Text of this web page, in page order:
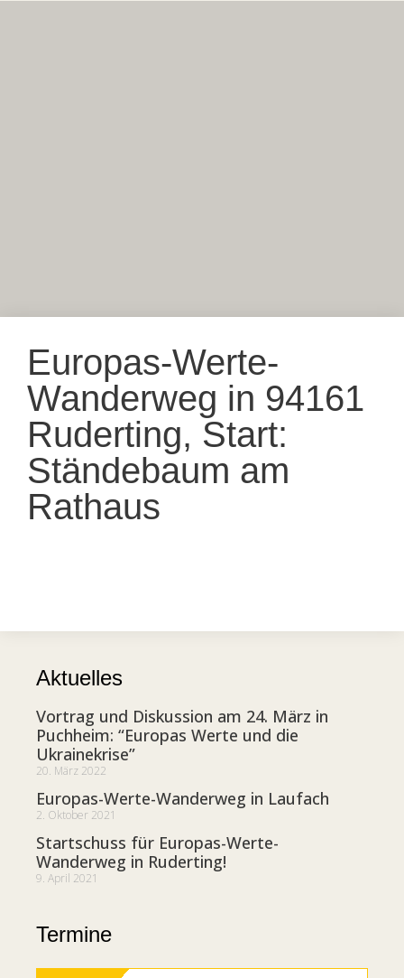
Europas-Werte-
Wanderweg in 94161
Ruderting, Start:
Ständebaum am
Rathaus
Aktuelles
Vortrag und Diskussion am 24. März in
Puchheim: “Europas Werte und die
Ukrainekrise”
20. März 2022
Europas-Werte-Wanderweg in Laufach
2. Oktober 2021
Startschuss für Europas-Werte-
Wanderweg in Ruderting!
9. April 2021
Termine